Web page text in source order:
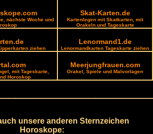
nächste Woche und
Skat-Karten.de
Kartenlegen mit Skatkarten, mit
Orakeln und Tageskarte
ziehen
Lenormand1.de
Lenormandkarten Tageskarte ziehen
mit Tageskarte,
Horoskop
Meerjungfrauen.com
Orakel, Spiele und Malvorlagen
unsere anderen Sternzeichen
Horoskope: